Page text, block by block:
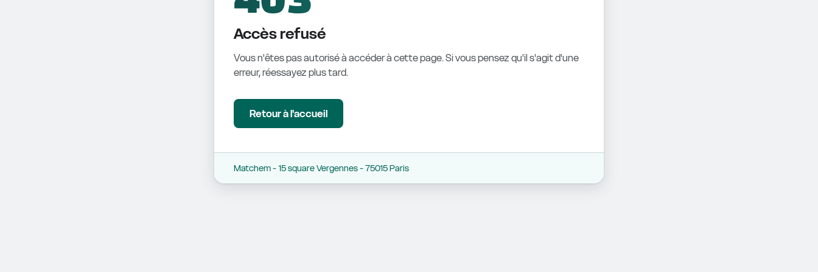
Accès refusé
Vous n'êtes pas autorisé à accéder à cette page. Si vous pensez qu'il s'agit d'une
erreur, réessayez plus tard.
Retour à l'accueil
Matchem - 15 square Vergennes - 75015 Paris